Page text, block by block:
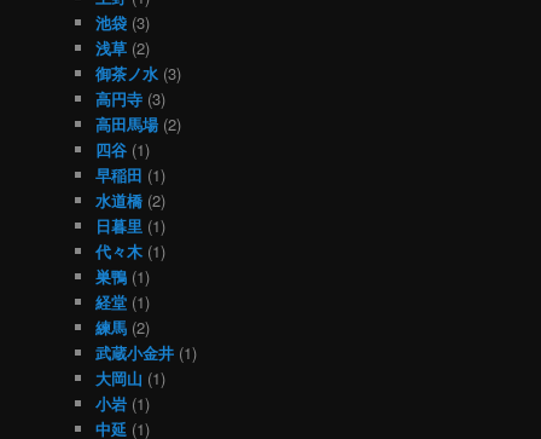
池袋 (3)
浅草 (2)
御茶ノ水 (3)
高円寺 (3)
高田馬場 (2)
四谷 (1)
早稲田 (1)
水道橋 (2)
日暮里 (1)
代々木 (1)
巣鴨 (1)
経堂 (1)
練馬 (2)
武蔵小金井 (1)
大岡山 (1)
小岩 (1)
中延 (1)